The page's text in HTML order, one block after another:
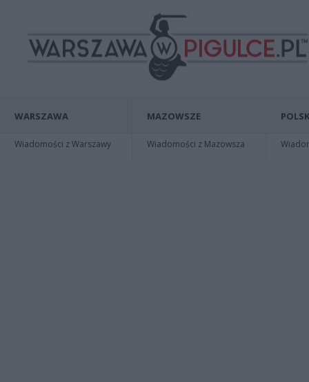
WARSZAWA
Wiadomości z Warszawy
MAZOWSZE
Wiadomości z Mazowsza